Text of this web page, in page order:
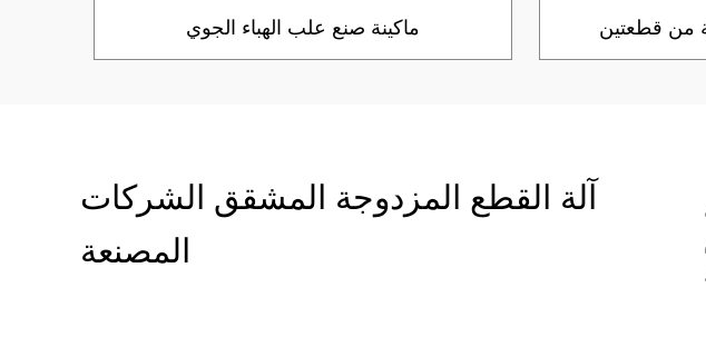
ماكينة صنع علب الهباء الجوي من قطعتين
آلة القطع المزدوجة المشقق الشركات
المصنعة